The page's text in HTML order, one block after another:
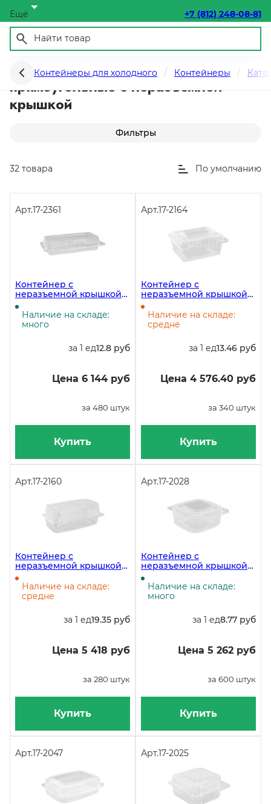
Ещё +7 (812) 248-08-81
Контейнеры для холодного Контейнеры
Контейнеры для холодного
прямоугольные с неразъемной
крышкой
Фильтры
32 товара По умолчанию
Арт.17-2361
Контейнер с
неразъемной крышкой
РК-19, 800 мл, 222х117х53
мм, 480 штук
Наличие на складе:
много
за 1 ед12.8 руб
Цена 6 144 руб
за 480 штук
Купить
Арт.17-2164
Контейнер с
неразъемной крышкой
РК-14Т, 620 мл, 142х123х68
мм, 340 штук
Наличие на складе:
средне
за 1 ед13.46 руб
Цена 4 576.40 руб
за 340 штук
Купить
Арт.17-2160
Контейнер с
неразъемной крышкой
РК-35М, 1800 мл,
236х130х93 мм, в
упаковке 280 штук
Наличие на складе:
средне
за 1 ед19.35 руб
Цена 5 418 руб
за 280 штук
Купить
Арт.17-2028
Контейнер с
неразъемной крышкой
РК-11, 640 мл, 130х130х58
мм, в упаковке 600 штук
Наличие на складе:
много
за 1 ед8.77 руб
Цена 5 262 руб
за 600 штук
Купить
Арт.17-2047 Арт.17-2025